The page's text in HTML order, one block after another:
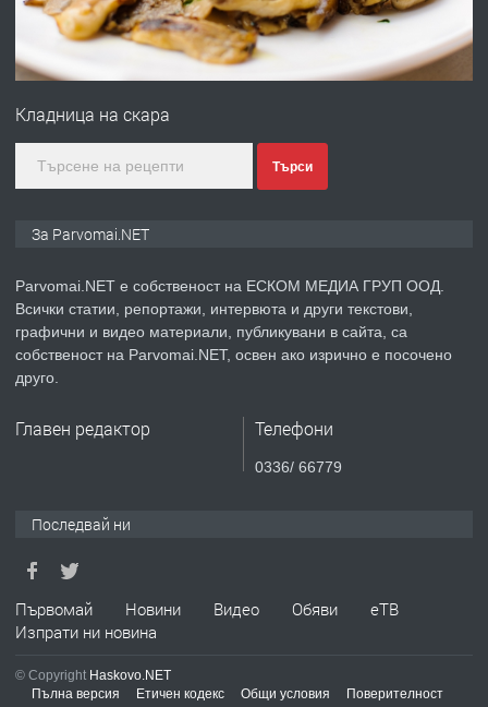
преди 1 година
Първи поход "По стъпките на Ангел
Войвода"
преди 1 година
ПРЕДЛАГА Уроци по Математика
преди 1 година
ТЪРСИ
Кладница на скара
Търси
За Parvomai.NET
Parvomai.NET е собственост на ЕСКОМ МЕДИА ГРУП ООД.
Всички статии, репортажи, интервюта и други текстови,
графични и видео материали, публикувани в сайта, са
собственост на Parvomai.NET, освен ако изрично е посочено
друго.
Главен редактор Телефони
0336/ 66779
Последвай ни
Първомай Новини Видео Обяви
еТВ
Изпрати ни новина
© Copyright Haskovo.NET
Пълна версия
Етичен кодекс Общи условия
Поверителност